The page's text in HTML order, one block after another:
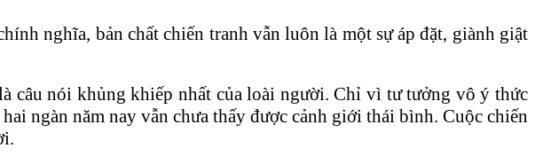
nghĩa, bản chất chiến tranh vẫn luôn là một sự áp đặt, giành giật
câu nói khủng khiếp nhất của loài người. Chỉ vì tư tưởng vô ý thức
ngàn năm nay vẫn chưa thấy được cảnh giới thái bình. Cuộc chiến